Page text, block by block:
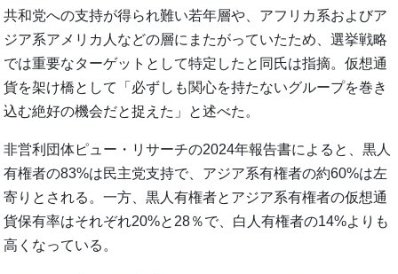
共和党への支持が得られ難い若年層や、アフリカ系およびア
ジア系アメリカ人などの層にまたがっていたため、選挙戦略
では重要なターゲットとして特定したと同氏は指摘。仮想通
貨を架け橋として「必ずしも関心を持たないグループを巻き
込む絶好の機会だと捉えた」と述べた。
非営利団体ピュー・リサーチの2024年報告書によると、黒人
有権者の83%は民主党支持で、アジア系有権者の約60%は左
寄りとされる。一方、黒人有権者とアジア系有権者の仮想通
貨保有率はそれぞれ20%と28％で、白人有権者の14%よりも
高くなっている。